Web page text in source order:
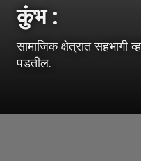
कुंभ :
सामाजिक क्षेत्रात सहभागी
पडतील.